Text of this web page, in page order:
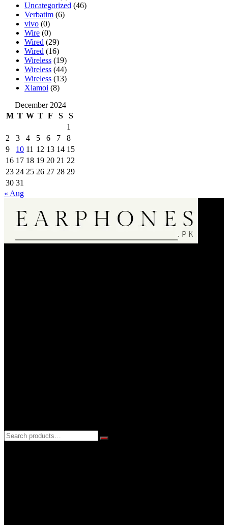
Uncategorized (46)
Verbatim (6)
vivo (0)
Wire (0)
Wired (29)
Wired (16)
Wireless (19)
Wireless (44)
Wireless (13)
Xiamoi (8)
December 2024
M T W T F S
S
1
2
3 4 5 6 7
8
9
10 11 12 13 14 15
16 17 18 19 20 21 22
23 24 25 26 27 28 29
30 31
« Aug